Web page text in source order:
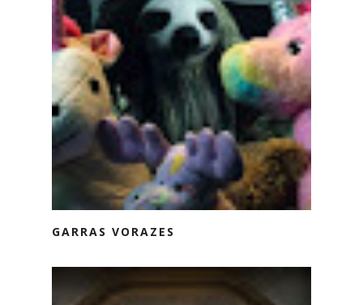
GARRAS VORAZES